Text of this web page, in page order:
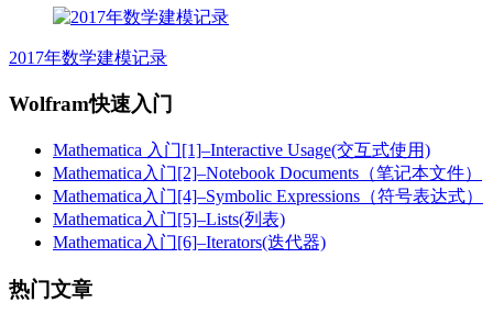
2017年数学建模记录
Wolfram快速入门
Mathematica 入门[1]–Interactive Usage(交互式使用)
Mathematica入门[2]–Notebook Documents（笔记本文件）
Mathematica入门[4]–Symbolic Expressions（符号表达式）
Mathematica入门[5]–Lists(列表)
Mathematica入门[6]–Iterators(迭代器)
热门文章